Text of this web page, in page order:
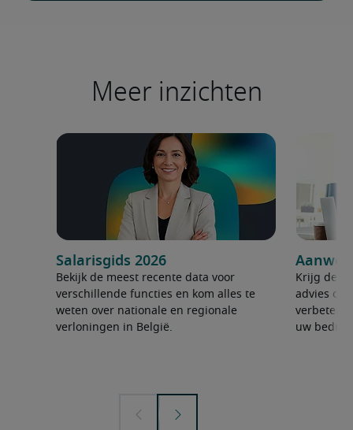
Meer inzichten
Salarisgids 2026
Bekijk de meest recente data voor
verschillende functies en kom alles te
weten over nationale en regionale
verloningen in België.
Krijg de
advies
uw bedrijf